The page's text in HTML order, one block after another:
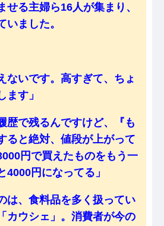
せる主婦ら16人が集まり、
いました。
ないです。高すぎて、ちょ
ます」
歴で残るんですけど、『も
ると絶対、値段が上がって
円で買えたものをもう一
4000円になってる」
は、食料品を多く扱ってい
カウシェ」。消費者が今の